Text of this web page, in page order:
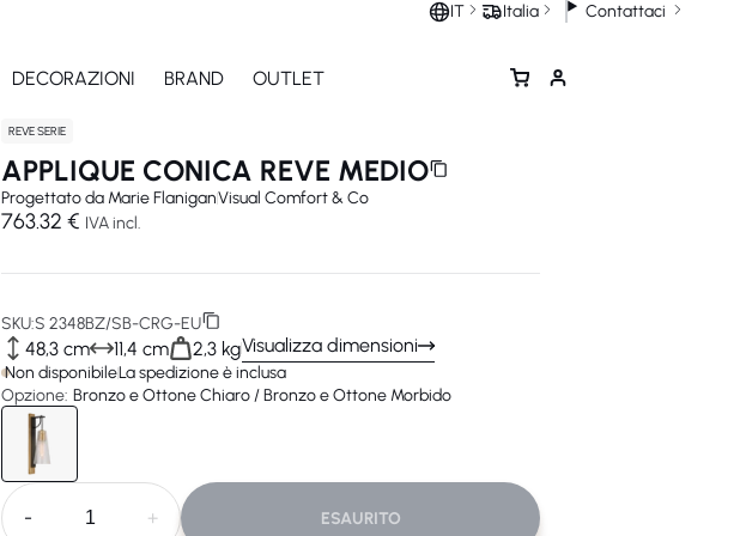
IT Italia Contattaci
DECORAZIONI BRAND OUTLET
REVE SERIE
APPLIQUE CONICA REVE MEDIO
Progettato da Marie FlaniganVisual Comfort & Co
763.32 € IVA incl.
SKU:S 2348BZ/SB-CRG-EU
48,3 cm 11,4 cm 2,3 kgVisualizza dimensioni
Non disponibileLa spedizione è inclusa
Opzione: Bronzo e Ottone Chiaro / Bronzo e Ottone Morbido
- + ESAURITO